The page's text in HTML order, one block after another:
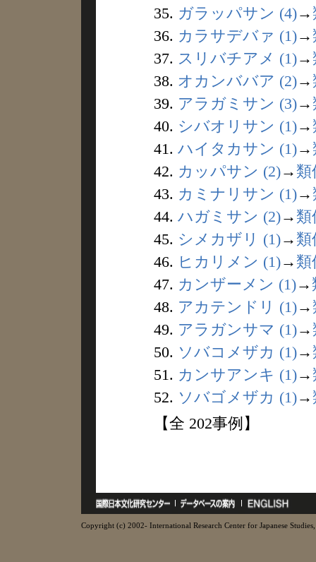
35. ガラッパサン (4)→
36. カラサデバァ (1)→
37. スリバチアメ (1)→
38. オカンババア (2)→
39. アラガミサン (3)→
40. シバオリサン (1)→
41. ハイタカサン (1)→
42. カッパサン (2)→ 類
43. カミナリサン (1)→
44. ハガミサン (2)→ 類
45. シメカザリ (1)→ 類
46. ヒカリメン (1)→ 類
47. カンザーメン (1)→
48. アカテンドリ (1)→
49. アラガンサマ (1)→
50. ソバコメザカ (1)→
51. カンサアンキ (1)→
52. ソバゴメザカ (1)→
【全 202事例】
Copyright (c) 2002- International Research Center for Japanese